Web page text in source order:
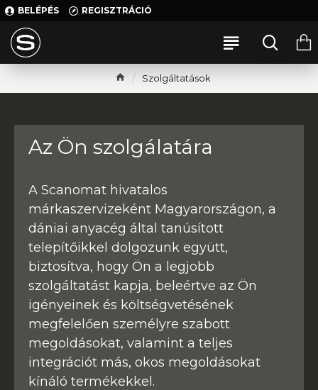
BELÉPÉS REGISZTRÁCIÓ
Szolgáltatások
Az Ön szolgálatára
A Scanomat hivatalos
márkaszervizeként Magyarországon, a
dániai anyacég által tanúsított
telepítőikkel dolgozunk együtt,
biztosítva, hogy Ön a legjobb
szolgáltatást kapja, beleértve az Ön
igényeinek és költségvetésének
megfelelően személyre szabott
megoldásokat, valamint a teljes
integrációt más, okos megoldásokat
kínáló termékekkel.